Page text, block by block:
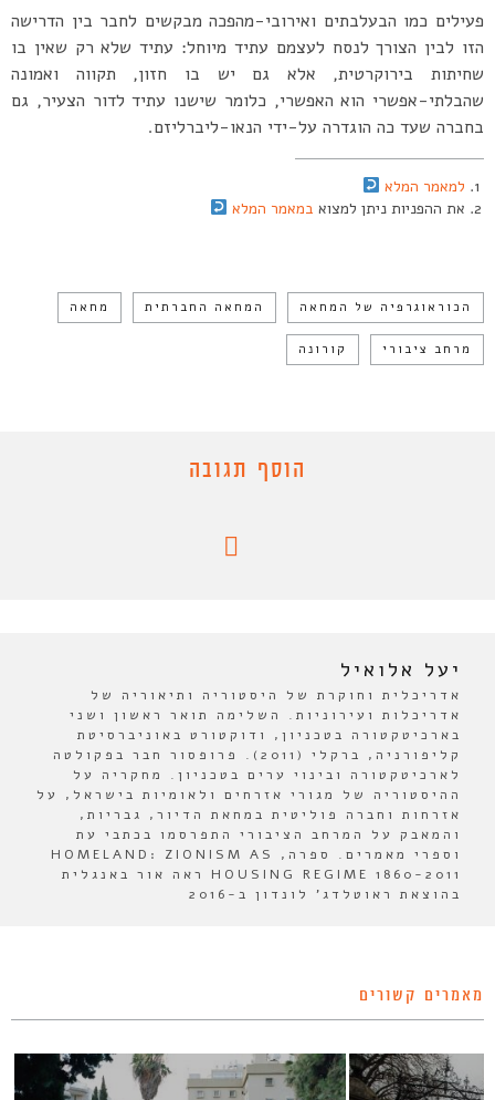
פעילים כמו הבעלבתים ואירובי-מהפכה מבקשים לחבר בין הדרישה
הזו לבין הצורך לנסח לעצמם עתיד מיוחל: עתיד שלא רק שאין בו
שחיתות בירוקרטית, אלא גם יש בו חזון, תקווה ואמונה
שהבלתי-אפשרי הוא האפשרי, כלומר שישנו עתיד לדור הצעיר, גם
בחברה שעד כה הוגדרה על-ידי הנאו-ליברליזם.
למאמר המלא
את ההפניות ניתן למצוא במאמר המלא
הכוראוגרפיה של המחאה המחאה החברתית מחאה
מרחב ציבורי קורונה
הוסף תגובה
יעל אלואיל
אדריכלית וחוקרת של היסטוריה ותיאוריה של
אדריכלות ועירוניות. השלימה תואר ראשון ושני
בארכיטקטורה בטכניון, ודוקטורט באוניברסיטת
קליפורניה, ברקלי (2011). פרופסור חבר בפקולטה
לארכיטקטורה ובינוי ערים בטכניון. מחקריה על
ההיסטוריה של מגורי אזרחים ולאומיות בישראל, על
אזרחות וחברה פוליטית במחאת הדיור, גבריות,
והמאבק על המרחב הציבורי התפרסמו בכתבי עת
וספרי מאמרים. ספרה, HOMELAND: ZIONISM AS
HOUSING REGIME 1860-2011 ראה אור באנגלית
בהוצאת ראוטלדג' לונדון ב-2016
מאמרים קשורים